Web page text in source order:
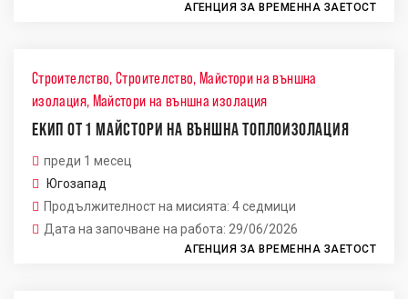
АГЕНЦИЯ ЗА ВРЕМЕННА ЗАЕТОСТ
Строителство,Строителство, Майстори на външна
изолация, Майстори на външна изолация
ЕКИП ОТ 1 МАЙСТОРИ НА ВЪНШНА ТОПЛОИЗОЛАЦИЯ
преди 1 месец
Югозапад
Продължителност на мисията: 4 седмици
Дата на започване на работа: 29/06/2026
АГЕНЦИЯ ЗА ВРЕМЕННА ЗАЕТОСТ